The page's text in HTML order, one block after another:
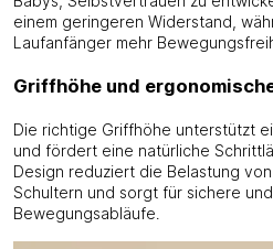
einem geringeren Widerstand,
Laufanfänger mehr
Griffhöhe und
Die richtige Griffhöhe unterstützt
und fördert eine natürliche
Design reduziert die Belastung
Schultern und sorgt für sichere
Bewegungsabläufe.